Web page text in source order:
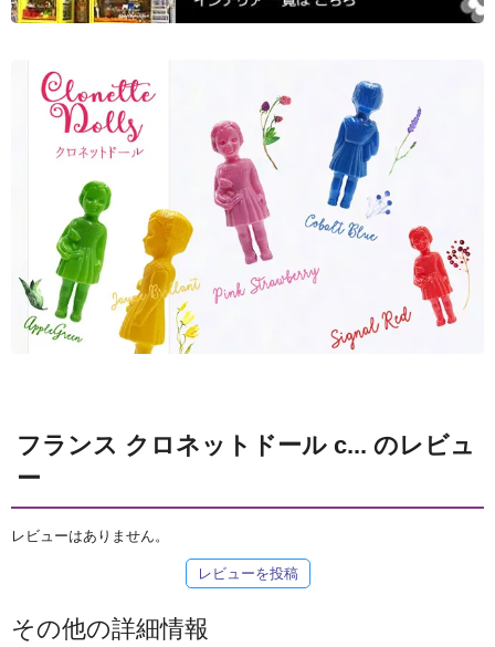
フランス クロネットドール c... のレビュ
ー
レビューはありません。
レビューを投稿
その他の詳細情報